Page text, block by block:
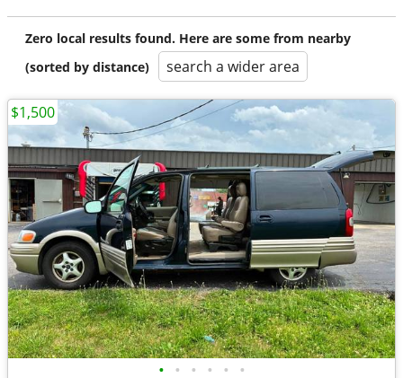
Zero local results found. Here are some from nearby
(sorted by distance)
search a wider area
• • • • • •
$1,500